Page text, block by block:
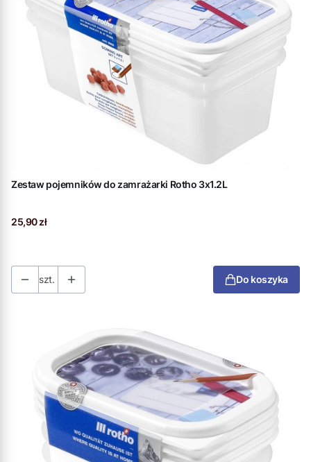
Zestaw pojemników do zamrażarki Rotho 3x1.2L
Cena
25,90 zł
szt. Do koszyka